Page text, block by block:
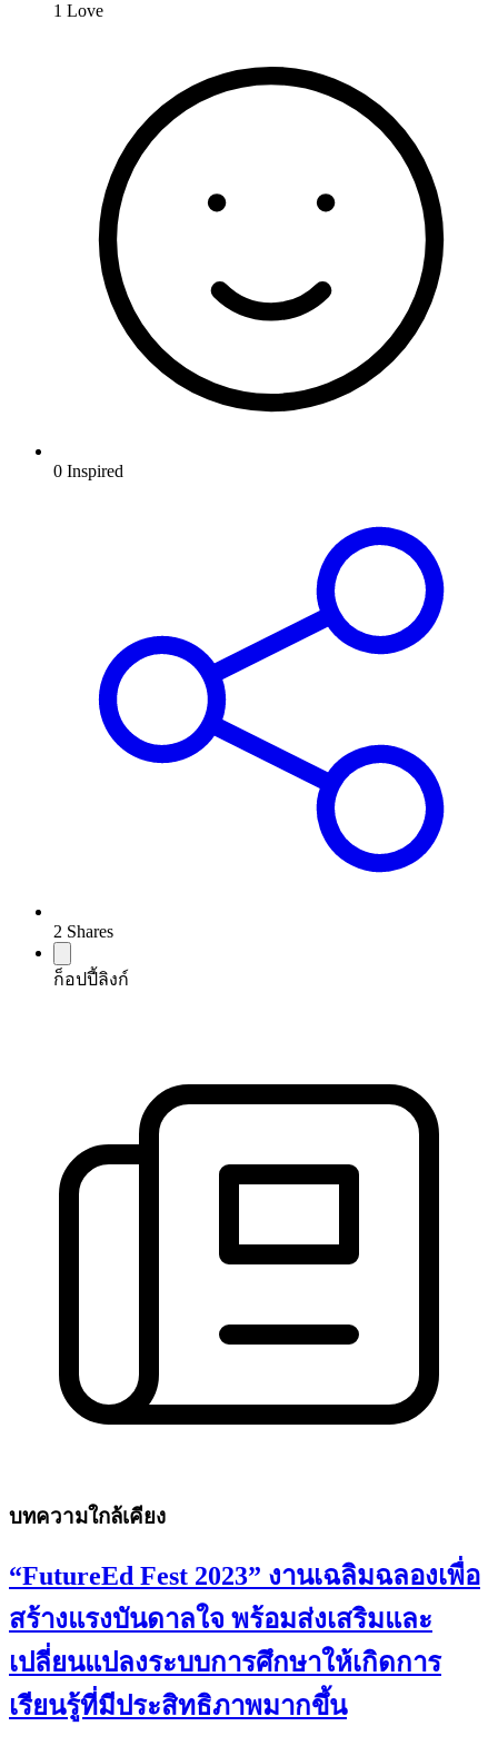
1 Love
0 Inspired
2 Shares
ก็อปปี้ลิงก์
บทความใกล้เคียง
“FutureEd Fest 2023” งานเฉลิมฉลองเพื่อ
สร้างแรงบันดาลใจ พร้อมส่งเสริมและ
เปลี่ยนแปลงระบบการศึกษาให้เกิดการ
เรียนรู้ที่มีประสิทธิภาพมากขึ้น